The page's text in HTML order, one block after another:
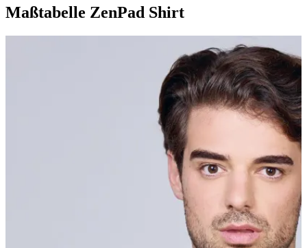
Maßtabelle ZenPad Shirt